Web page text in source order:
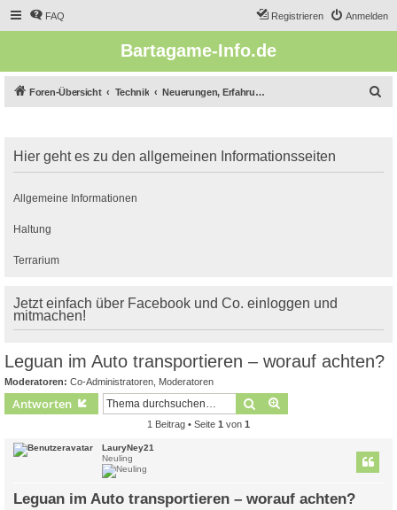
FAQ Anmelden
Registrieren
Bartagame-Info.de
Foren-Übersicht Technik Neuerungen, Erfahrungsberichte, Tipps & Tricks
e
Hier geht es zu den allgemeinen Informationsseiten
Allgemeine Informationen
Haltung
Terrarium
Jetzt einfach über Facebook und Co. einloggen und
mitmachen!
Leguan im Auto transportieren – worauf achten?
Moderatoren: Co-Administratoren Moderatoren
Antworten Suche
1 Beitrag • Seite 1 von 1
LauryNey21
Neuling
Leguan im Auto transportieren – worauf achten?